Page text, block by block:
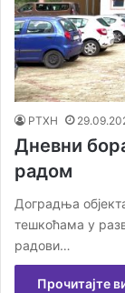
РТХН
Дневни
радом
Доградња
тешкоћама у
радови…
Прочитајте